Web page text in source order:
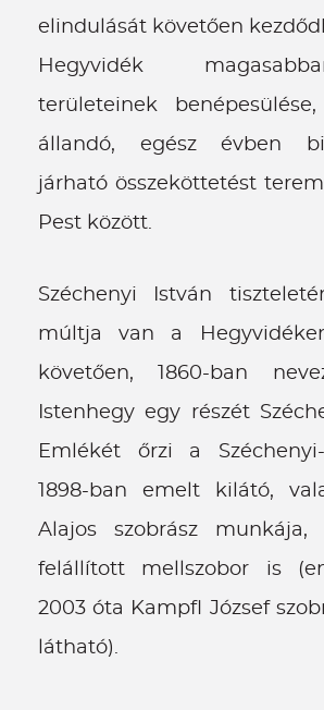
elindulását követően
Hegyvidék
területeinek
állandó, egész évben
járható összeköttetést
Pest között.
Széchenyi István
múltja van a
követően, 1860-ban
Istenhegy egy részét
Emlékét őrzi a
1898-ban emelt kilátó,
Alajos szobrász munkája,
felállított mellszobor is
2003 óta Kampfl József
látható).